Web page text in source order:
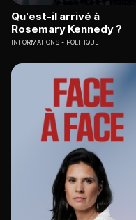
Qu'est-il arrivé à
Rosemary Kennedy ?
INFORMATIONS POLITIQUE